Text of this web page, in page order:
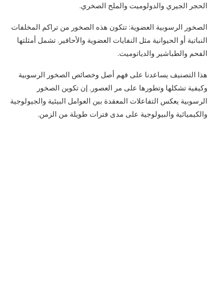
الحجر الجيري والدولوميت والملح الصخري.
الصخور الرسوبية العضوية: تتكون هذه الصخور من تراكم المخلفات
النباتية أو الحيوانية مثل النفايات العضوية والأحافير. تشمل أمثلتها
الفحم والطباشير والدياتوميت.
هذا التصنيف يساعدنا على فهم أصل وخصائص الصخور الرسوبية
وكيفية تشكلها وتطورها على مر العصور. إن تكوين الصخور
الرسوبية يعكس التفاعلات المعقدة بين العوامل البيئية والجيولوجية
والكيميائية والبيولوجية على مدى فترات طويلة من الزمن.